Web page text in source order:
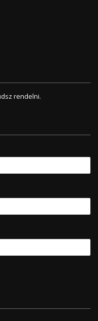
rendelni.